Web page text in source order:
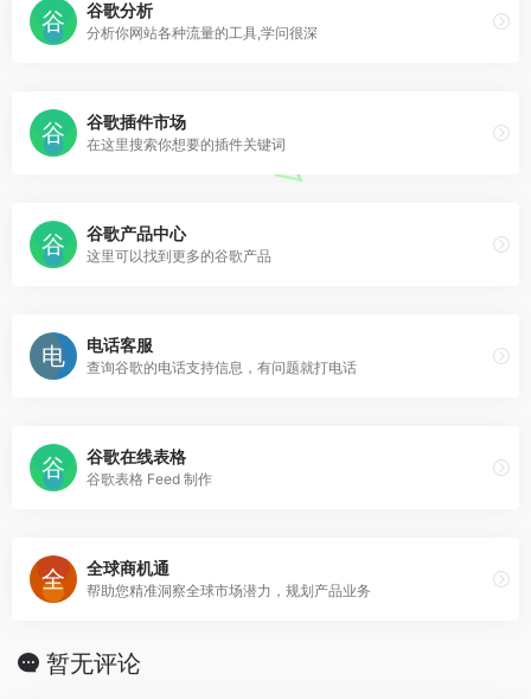
谷歌分析
分析你网站各种流量的工具,学问很深
谷歌插件市场
在这里搜索你想要的插件关键词
谷歌产品中心
这里可以找到更多的谷歌产品
电话客服
查询谷歌的电话支持信息，有问题就打电话
谷歌在线表格
谷歌表格 Feed 制作
全球商机通
帮助您精准洞察全球市场潜力，规划产品业务
暂无评论